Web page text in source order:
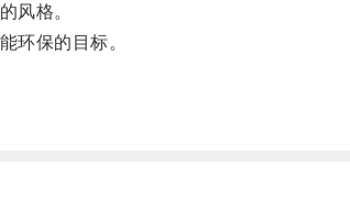
风格。
环保的目标。